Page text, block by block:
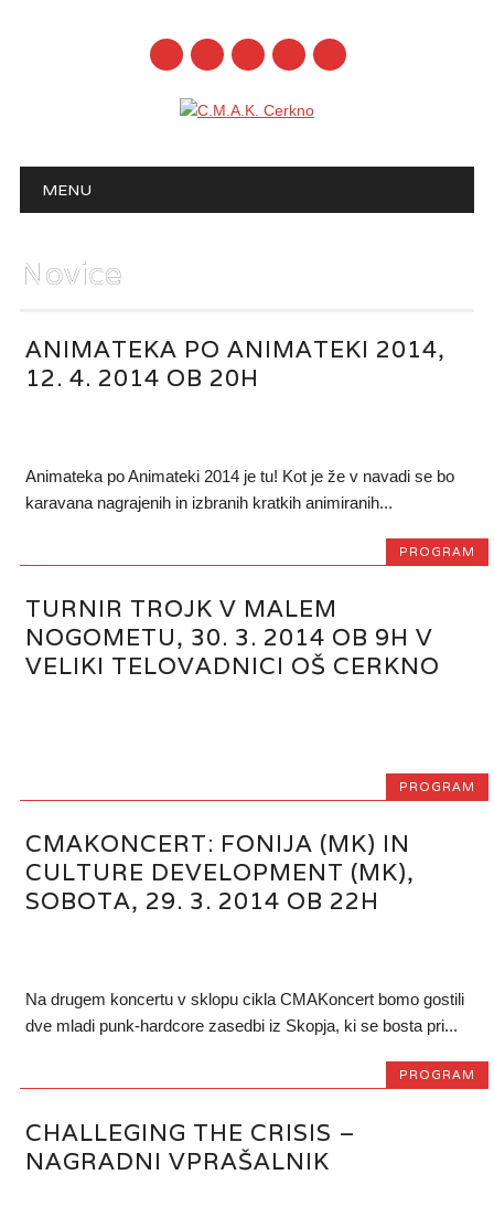
mail
Main menu
MENU
Novice
ANIMATEKA PO ANIMATEKI 2014,
12. 4. 2014 OB 20H
Animateka po Animateki 2014 je tu! Kot je že v navadi se bo
karavana nagrajenih in izbranih kratkih animiranih...
PROGRAM
TURNIR TROJK V MALEM
NOGOMETU, 30. 3. 2014 OB 9H V
VELIKI TELOVADNICI OŠ CERKNO
PROGRAM
CMAKONCERT: FONIJA (MK) IN
CULTURE DEVELOPMENT (MK),
SOBOTA, 29. 3. 2014 OB 22H
Na drugem koncertu v sklopu cikla CMAKoncert bomo gostili
dve mladi punk-hardcore zasedbi iz Skopja, ki se bosta pri...
PROGRAM
CHALLEGING THE CRISIS –
NAGRADNI VPRAŠALNIK